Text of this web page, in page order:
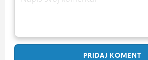
PRIDAJ KOMENT